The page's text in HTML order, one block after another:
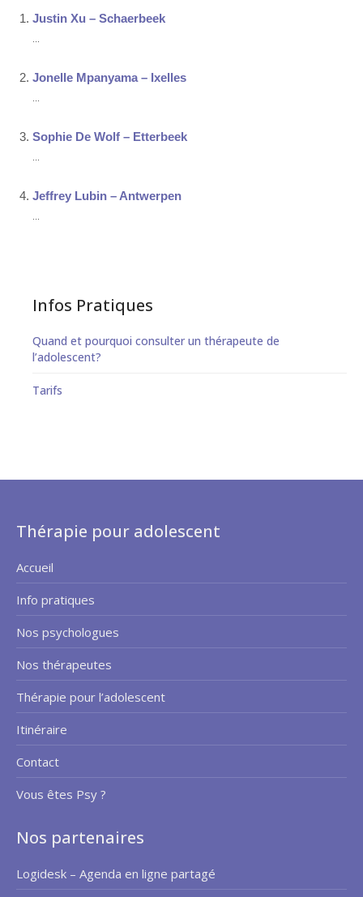
Justin Xu – Schaerbeek
Jonelle Mpanyama – Ixelles
Sophie De Wolf – Etterbeek
Jeffrey Lubin – Antwerpen
Infos Pratiques
Quand et pourquoi consulter un thérapeute de
l’adolescent?
Tarifs
Thérapie pour adolescent
Accueil
Info pratiques
Nos psychologues
Nos thérapeutes
Thérapie pour l’adolescent
Itinéraire
Contact
Vous êtes Psy ?
Nos partenaires
Logidesk – Agenda en ligne partagé